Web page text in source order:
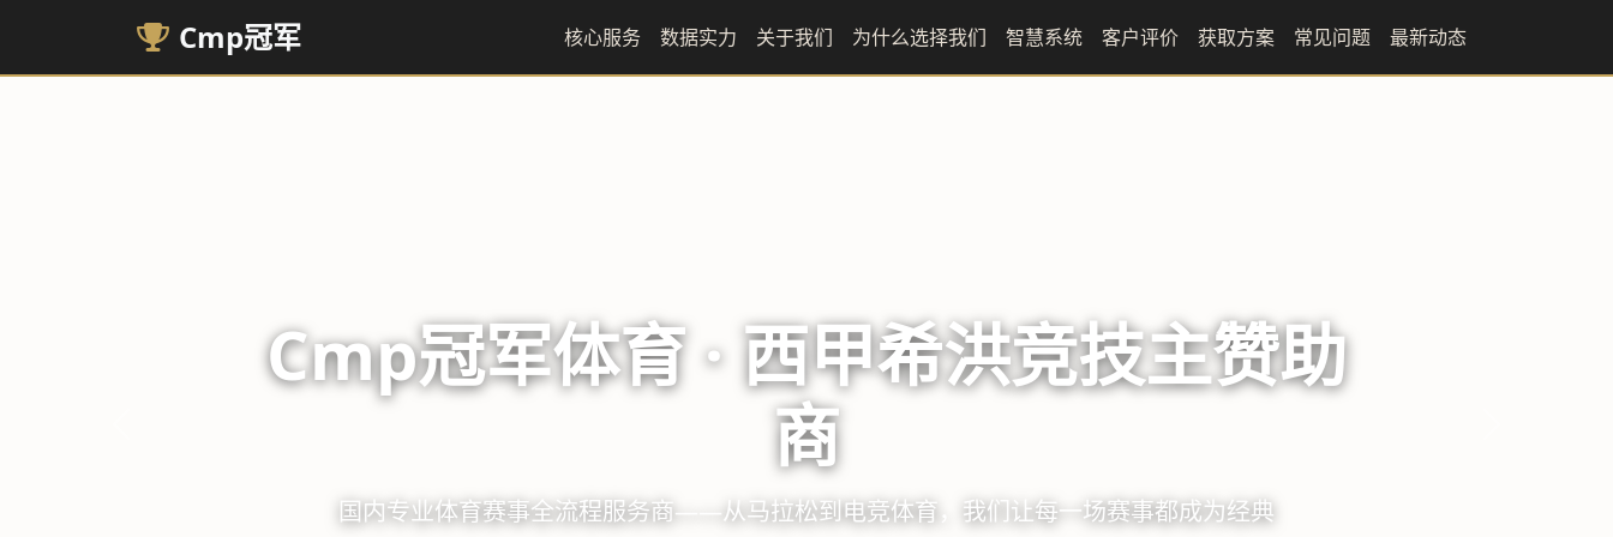
Cmp冠军 核心服务 数据实力 关于我们 为什么选择我们 智慧系统 客户评价 获取方案 常见问题 最新动态
城市定向赛 · 探索每一座城的脉搏
已在全国38座城市落地执行，累计参与人次突破120万